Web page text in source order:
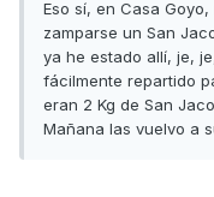
Eso sí, en Casa
zamparse un San
ya he estado allí, je,
fácilmente repartido
eran 2 Kg de San
Mañana las vuelvo a